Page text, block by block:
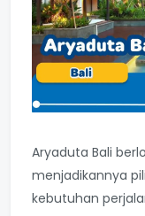
Aryaduta Bali
menjadikannya
kebutuhan